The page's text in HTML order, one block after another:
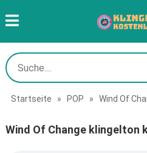
Startseite » POP » Wind Of
Wind Of Change klingelton